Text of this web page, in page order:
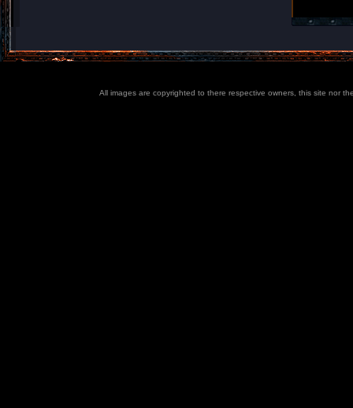
All images are copyrighted to there respective owners, this site nor